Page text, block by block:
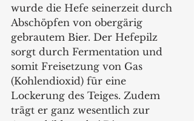
wurde die Hefe seinerzeit durch
Abschöpfen von obergärig
gebrautem Bier. Der Hefepilz
sorgt durch Fermentation und
somit Freisetzung von Gas
(Kohlendioxid) für eine
Lockerung des Teiges. Zudem
trägt er ganz wesentlich zur